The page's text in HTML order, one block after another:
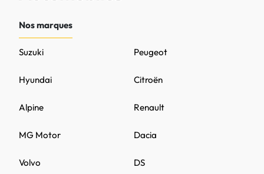
Nos marques
Peugeot
DS
MG Motor
Citroën
Volvo
Renault
Hyundai
Dacia
Alpine
Suzuki